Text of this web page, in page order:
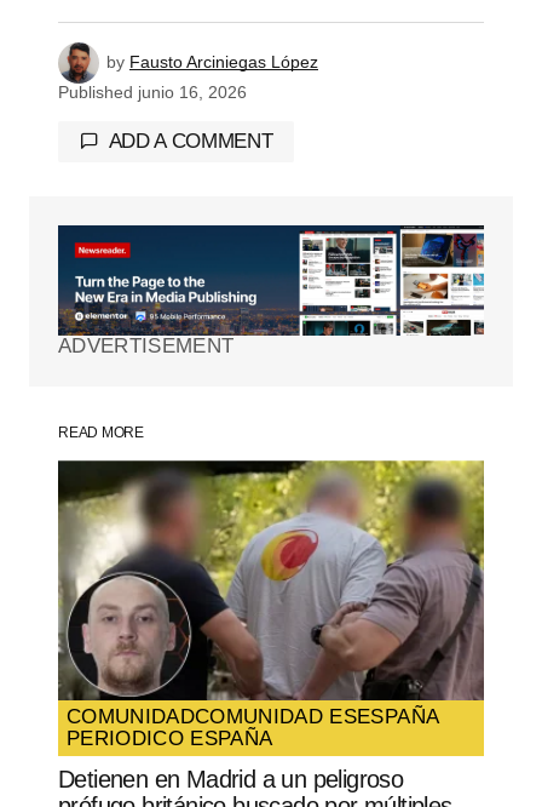
by Fausto Arciniegas López
Published junio 16, 2026
ADD A COMMENT
Tu dirección de correo electrónico no será
Los campos obligatorios están
marcados con*
Your Name
Your E-mail
Guarda mi nombre, correo electrónico y
web en este navegador para la próxima
vez que comente.
SUBMIT COMMENT
ADVERTISEMENT
READ MORE
COMUNIDADCOMUNIDAD ESESPAÑA
PERIODICO ESPAÑA
Detienen en Madrid a un peligroso